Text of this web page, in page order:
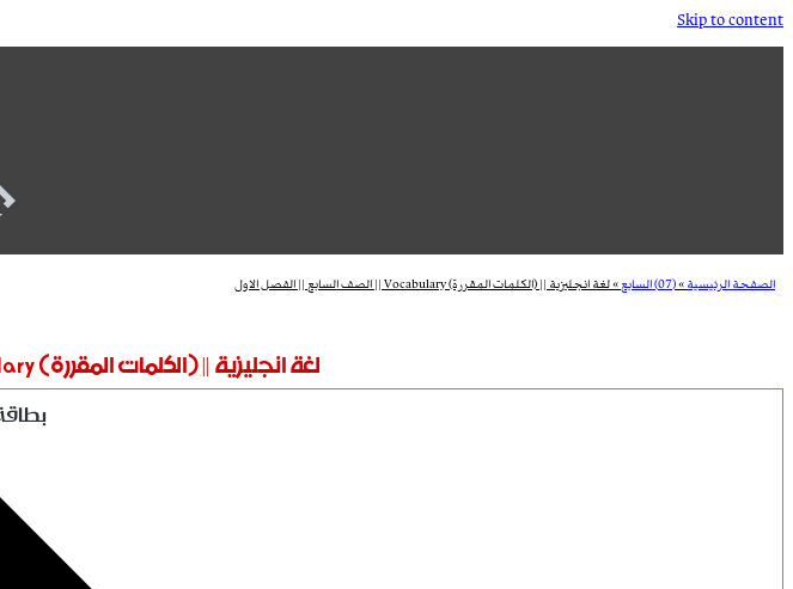
Skip to content
الصفحة الرئيسية»(07) السابع »لغة انجليزية || (الكلمات المقررة) Vocabulary || الصف السابع || الفصل الاول
لغة انجليزية || (الكلمات المقررة) Vocabulary || الصف السابع || الفصل الاول